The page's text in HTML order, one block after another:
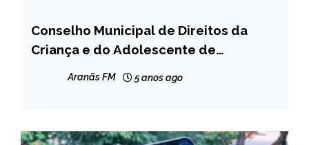
CAPELINHA
NOTÍCIAS
Conselho Municipal de Direitos da
Criança e do Adolescente de
Aranãs FM 5 anos ago